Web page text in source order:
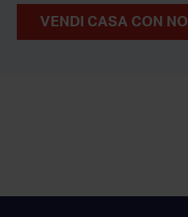
VENDI CASA CON NOI